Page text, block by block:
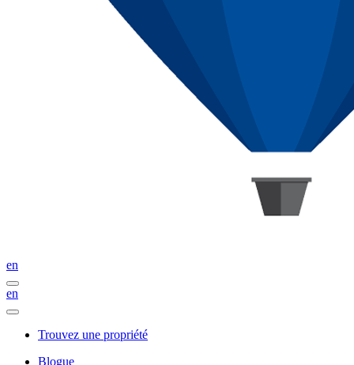
en
en
Trouvez une propriété
Blogue